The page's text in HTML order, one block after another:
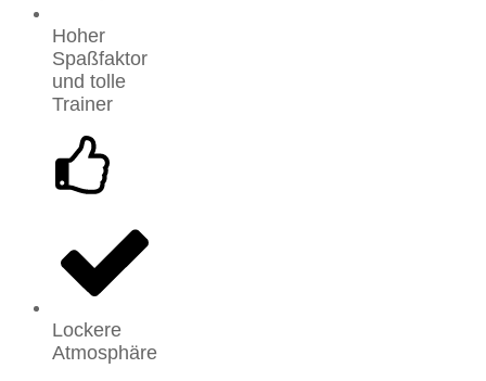
Hoher
Spaßfaktor
und tolle
Trainer
Lockere
Atmosphäre